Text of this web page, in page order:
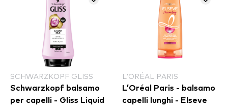
SCHWARZKOPF GLISS
Schwarzkopf balsamo
per capelli - Gliss Liquid
L’ORÉAL PARIS
L’Oréal Paris - balsamo
capelli lunghi - Elseve